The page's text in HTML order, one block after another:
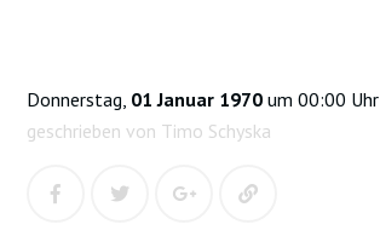
Donnerstag, 01 Januar 1970 um 00:00 Uhr
geschrieben von Timo Schyska